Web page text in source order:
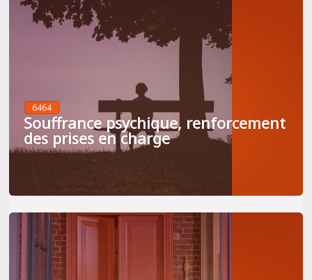
6464
Souffrance psychique, renforcement
des prises en charge